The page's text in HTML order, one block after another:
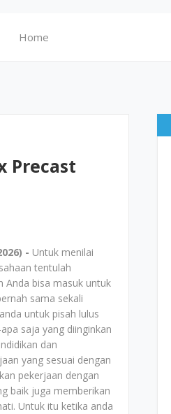
Home
Precast
- Untuk menilai
tentulah
Anda bisa masuk untuk
sama sekali
untuk pisah lulus
saja yang diinginkan
dan
yang sesuai dengan
pekerjaan dengan
baik juga memberikan
Untuk itu ketika anda